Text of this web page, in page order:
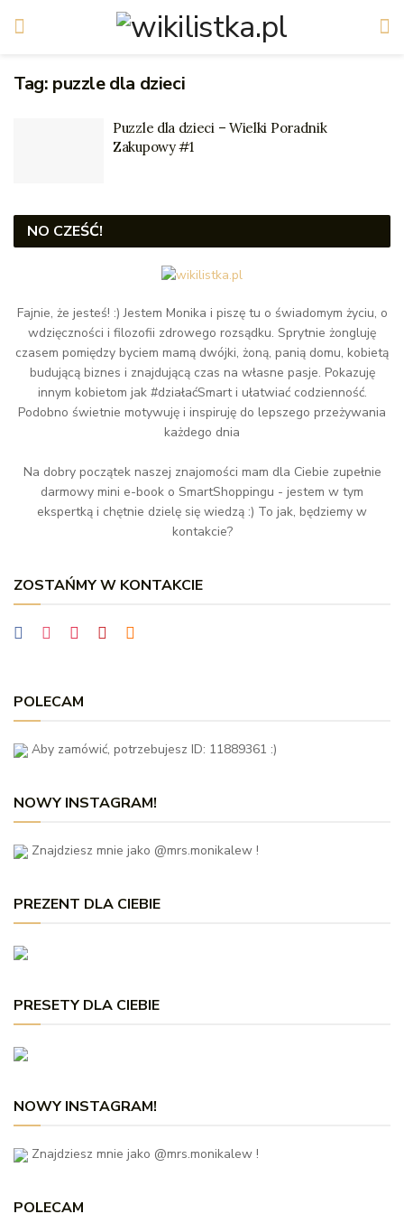
Tag: puzzle dla dzieci
Puzzle dla dzieci – Wielki Poradnik
Zakupowy #1
NO CZEŚĆ!
Fajnie, że jesteś! :) Jestem Monika i piszę tu o świadomym życiu, o
wdzięczności i filozofii zdrowego rozsądku. Sprytnie żongluję
czasem pomiędzy byciem mamą dwójki, żoną, panią domu, kobietą
budującą biznes i znajdującą czas na własne pasje. Pokazuję
innym kobietom jak #działaćSmart i ułatwiać codzienność.
Podobno świetnie motywuję i inspiruję do lepszego przeżywania
każdego dnia
Na dobry początek naszej znajomości mam dla Ciebie zupełnie
darmowy mini e-book o SmartShoppingu - jestem w tym
ekspertką i chętnie dzielę się wiedzą :) To jak, będziemy w
kontakcie?
ZOSTAŃMY W KONTAKCIE
POLECAM
Aby zamówić, potrzebujesz ID: 11889361 :)
NOWY INSTAGRAM!
Znajdziesz mnie jako @mrs.monikalew !
PREZENT DLA CIEBIE
PRESETY DLA CIEBIE
NOWY INSTAGRAM!
Znajdziesz mnie jako @mrs.monikalew !
POLECAM